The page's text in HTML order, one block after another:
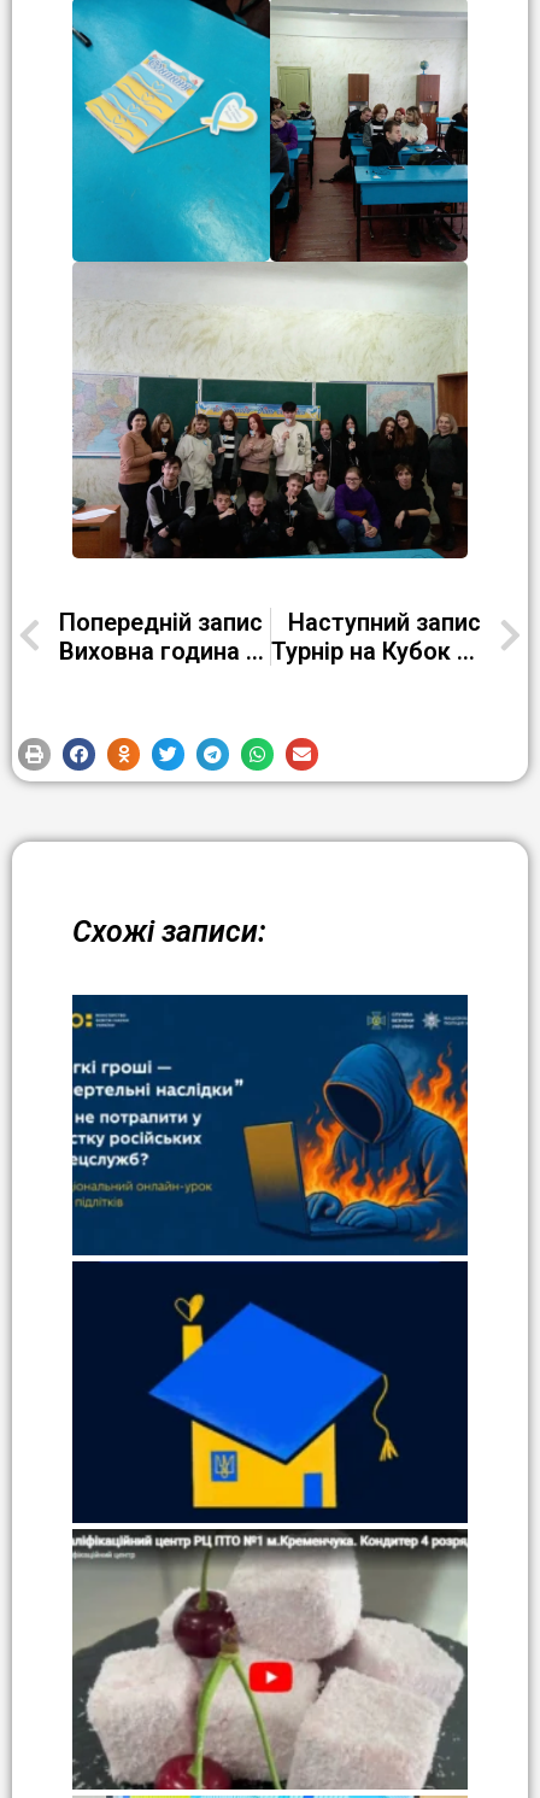
Попередній запис
Виховна година в онлайн-режимі на тему: «Обери майбутню професію» для учнів Кременчуцької гімназії №3
Наступний запис
Турнір на Кубок пам’яті Олександра Власюка з волейболу
Схожі записи: